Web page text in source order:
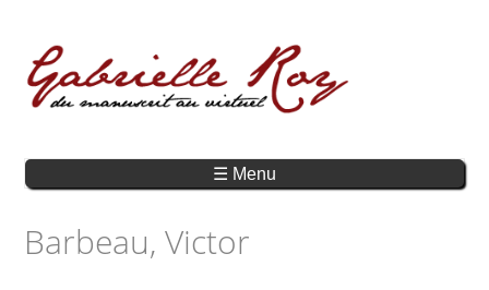
☰ Menu
Barbeau, Victor